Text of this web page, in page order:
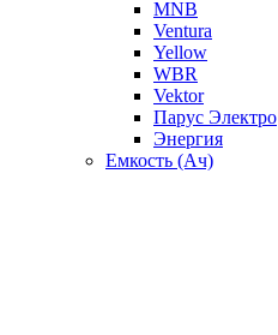
MNB
Ventura
Yellow
WBR
Vektor
Парус Электро
Энергия
Емкость (Ач)